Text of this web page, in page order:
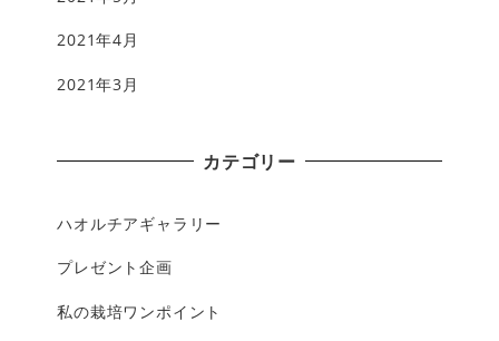
2021年4月
2021年3月
カテゴリー
ハオルチアギャラリー
プレゼント企画
私の栽培ワンポイント